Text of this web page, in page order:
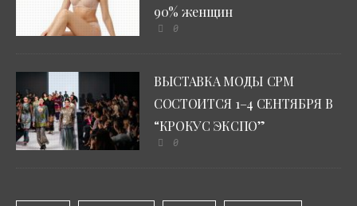
90% женщин
0
ВЫСТАВКА МОДЫ CPM
СОСТОИТСЯ 1–4 СЕНТЯБРЯ В
“КРОКУС ЭКСПО”
0